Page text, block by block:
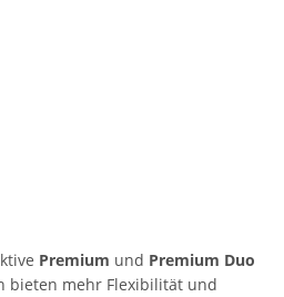
Premium und Premium Duo
bieten mehr Flexibilität und